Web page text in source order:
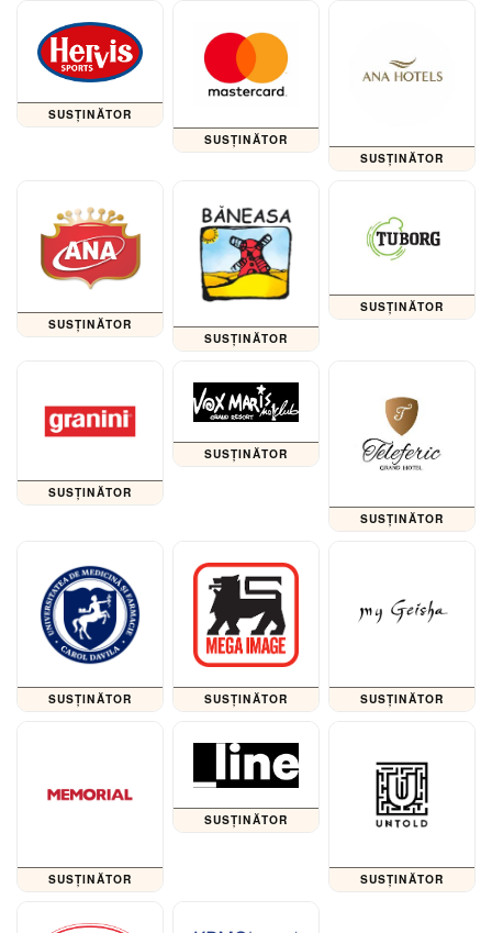
SUSȚINĂTOR
SUSȚINĂTOR
SUSȚINĂTOR
SUSȚINĂTOR
SUSȚINĂTOR
SUSȚINĂTOR
SUSȚINĂTOR
SUSȚINĂTOR
SUSȚINĂTOR
SUSȚINĂTOR SUSȚINĂTOR SUSȚINĂTOR
SUSȚINĂTOR
SUSȚINĂTOR
SUSȚINĂTOR